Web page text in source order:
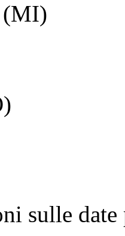
(MI)
sulle